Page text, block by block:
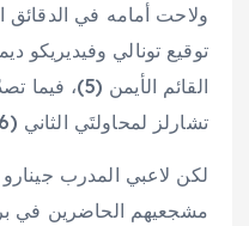
ولاحت أمامه في
توقيع تونالي وفيديريكو
القائم
تشارلز لمحاولتَي الثاني (6 و7).
لكن لاعبي المدرب جينارو
مشجعيهم الحاضرين في